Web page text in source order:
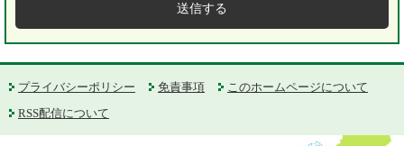
プライバシーポリシー 免責事項
このホームページについて
RSS配信について